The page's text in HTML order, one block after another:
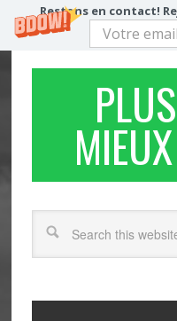
Restons en contact!